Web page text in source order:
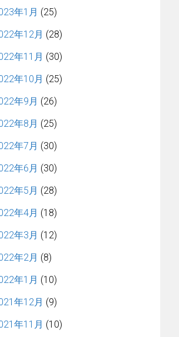
年1月 (25)
年12月 (28)
年11月 (30)
年10月 (25)
年9月 (26)
年8月 (25)
年7月 (30)
年6月 (30)
年5月 (28)
年4月 (18)
年3月 (12)
年2月 (8)
年1月 (10)
年12月 (9)
年11月 (10)